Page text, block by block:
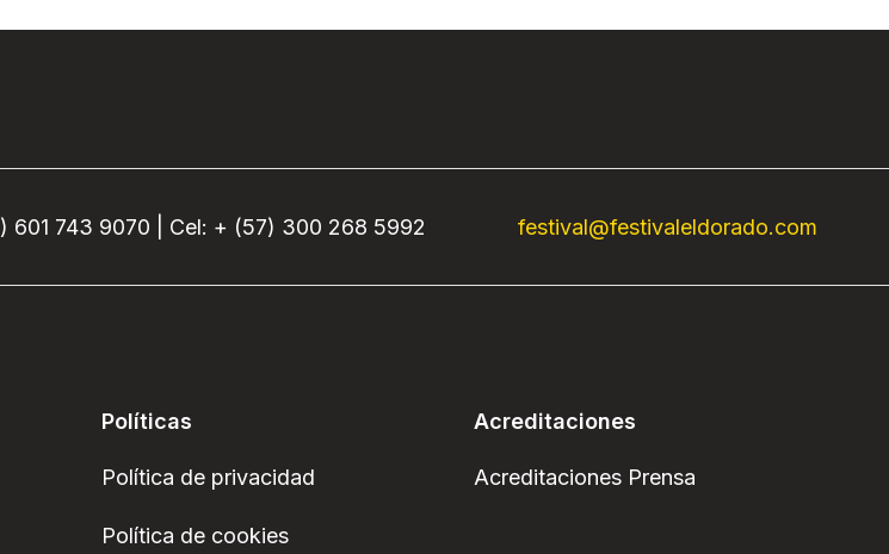
601 743 9070 | Cel: + (57) 300 268 5992 festival@festivaleldorado.com
Políticas
Política de privacidad
Política de cookies
Acreditaciones
Acreditaciones Prensa